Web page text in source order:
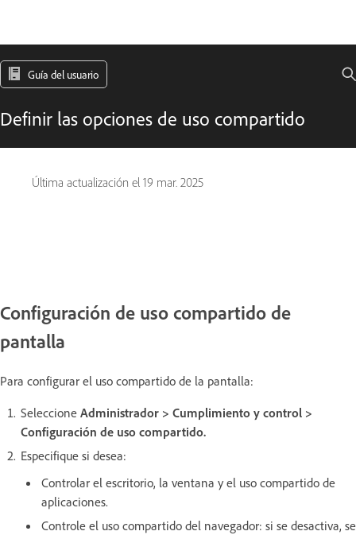
Guía del usuario
Definir las opciones de uso compartido
Última actualización el 19 mar. 2025
Configuración de uso compartido de
pantalla
Para configurar el uso compartido de la pantalla:
Seleccione Administrador > Cumplimiento y control >
Configuración de uso compartido.
Especifique si desea:
Controlar el escritorio, la ventana y el uso compartido de
aplicaciones.
Controle el uso compartido del navegador: si se desactiva, se